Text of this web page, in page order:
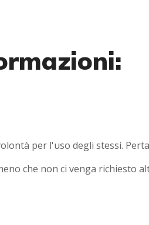
per l'uso degli stessi.
che non ci venga richiesto